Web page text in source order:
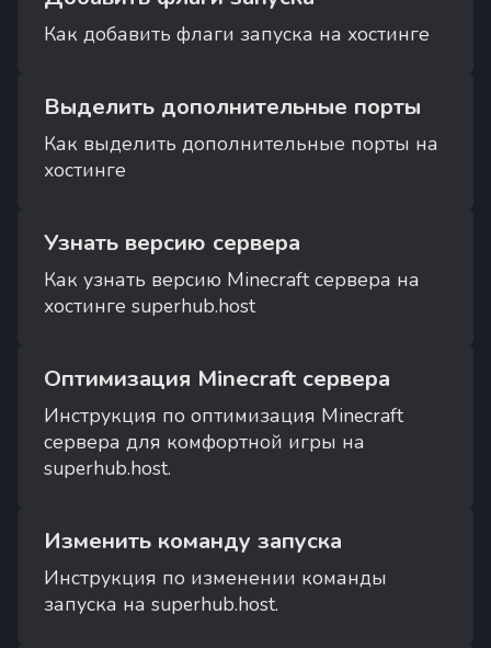
Как добавить флаги запуска на хостинге
Выделить дополнительные порты
Как выделить дополнительные порты на
хостинге
Узнать версию сервера
Как узнать версию Minecraft сервера на
хостинге superhub.host
Оптимизация Minecraft сервера
Инструкция по оптимизация Minecraft
сервера для комфортной игры на
superhub.host.
Изменить команду запуска
Инструкция по изменении команды
запуска на superhub.host.